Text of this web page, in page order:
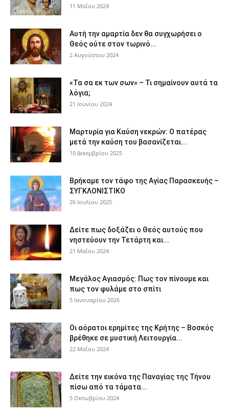
11 Μαΐου 2024
Αυτή την αμαρτία δεν θα συγχωρήσει ο
Θεός ούτε στον τωρινό...
2 Αυγούστου 2024
«Τα σα εκ των σων» – Τι σημαίνουν αυτά τα
λόγια;
21 Ιουνίου 2024
Μαρτυρία για Καύση νεκρών: Ο πατέρας
μετά την καύση του βασανίζεται...
10 Δεκεμβρίου 2025
Βρήκαμε τον τάφο της Αγίας Παρασκευής –
ΣΥΓΚΛΟΝΙΣΤΙΚΟ
26 Ιουλίου 2025
Δείτε πως δοξάζει ο Θεός αυτούς που
νηστεύουν την Τετάρτη και...
21 Μαΐου 2024
Μεγάλος Αγιασμός: Πως τον πίνουμε και
πως τον φυλάμε στο σπίτι
5 Ιανουαρίου 2026
Οι αόρατοι ερημίτες της Κρήτης – Βοσκός
βρέθηκε σε μυστική Λειτουργία...
22 Μαΐου 2024
Δείτε την εικόνα της Παναγίας της Τήνου
πίσω από τα τάματα...
5 Οκτωβρίου 2024